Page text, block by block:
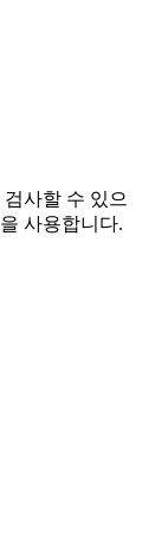
사할 수 있으
사용합니다.